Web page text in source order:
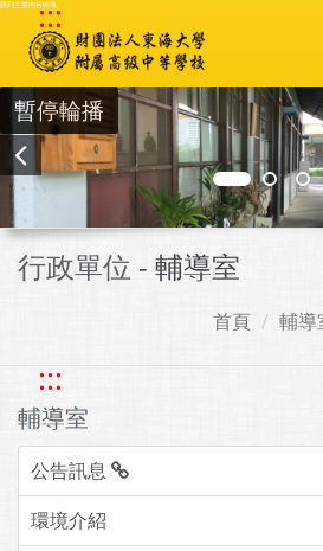
跳到主要內容區塊
:::
暫停輪播
行政單位 - 輔導室
首頁 輔導
:::
輔導室
公告訊息
環境介紹